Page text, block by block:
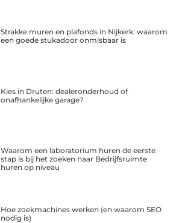
Strakke muren en plafonds in Nijkerk: waarom
een goede stukadoor onmisbaar is
Kies in Druten: dealeronderhoud of
onafhankelijke garage?
Waarom een laboratorium huren de eerste
stap is bij het zoeken naar Bedrijfsruimte
huren op niveau
Hoe zoekmachines werken (en waarom SEO
nodig is)